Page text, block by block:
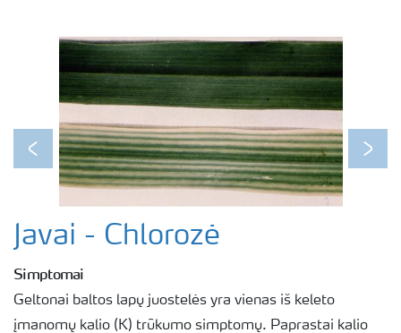
Previous Next
Javai - Chlorozė
Simptomai
Geltonai baltos lapų juostelės yra vienas iš keleto
įmanomų kalio (K) trūkumo simptomų. Paprastai kalio